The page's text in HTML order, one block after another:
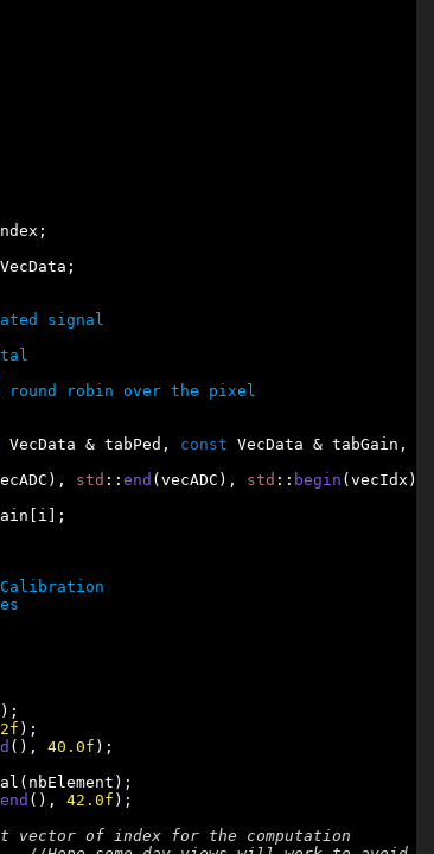
VecData & tabPed, const VecData & tabGain,
std :: end (vecADC), std :: begin
);
(), 40 .0f );
end (), 42 .0f );